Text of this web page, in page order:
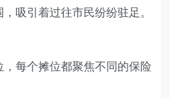
， 吸引着过往市民纷纷驻足 。
每个摊位都聚焦不同的保险